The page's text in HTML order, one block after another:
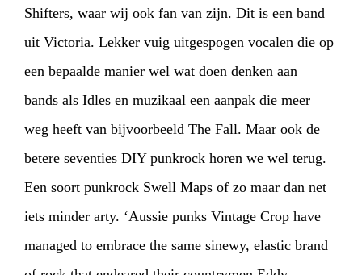
Shifters, waar wij ook fan van zijn. Dit is een band
uit Victoria. Lekker vuig uitgespogen vocalen die op
een bepaalde manier wel wat doen denken aan
bands als Idles en muzikaal een aanpak die meer
weg heeft van bijvoorbeeld The Fall. Maar ook de
betere seventies DIY punkrock horen we wel terug.
Een soort punkrock Swell Maps of zo maar dan net
iets minder arty. ‘Aussie punks Vintage Crop have
managed to embrace the same sinewy, elastic brand